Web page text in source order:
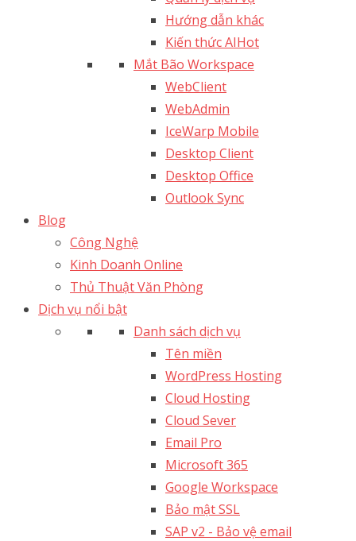
Hướng dẫn khác
Kiến thức AIHot
Mắt Bão Workspace
WebClient
WebAdmin
IceWarp Mobile
Desktop Client
Desktop Office
Outlook Sync
Blog
Công Nghệ
Kinh Doanh Online
Thủ Thuật Văn Phòng
Dịch vụ nổi bật
Danh sách dịch vụ
Tên miền
WordPress Hosting
Cloud Hosting
Cloud Sever
Email Pro
Microsoft 365
Google Workspace
Bảo mật SSL
SAP v2 - Bảo vệ email​